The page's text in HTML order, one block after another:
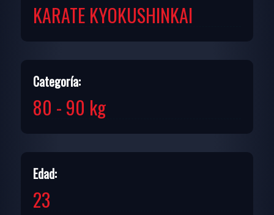
KARATE KYOKUSHINKAI
Categoría:
80 - 90 kg
Edad:
23